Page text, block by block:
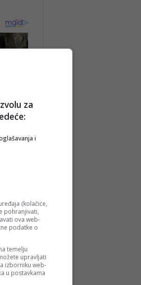
za
i
(kolačiće,
pohranjivati,
ova web-
podatke o
temelju
upravljati
izborniku web-
u postavkama